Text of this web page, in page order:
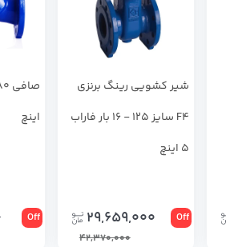
شیر کشویی رینگ برنزی
F4 سایز 125 - 16 بار فاراب
5 اینچ
Off
29,659,000
42,370,000
اینچ
Off